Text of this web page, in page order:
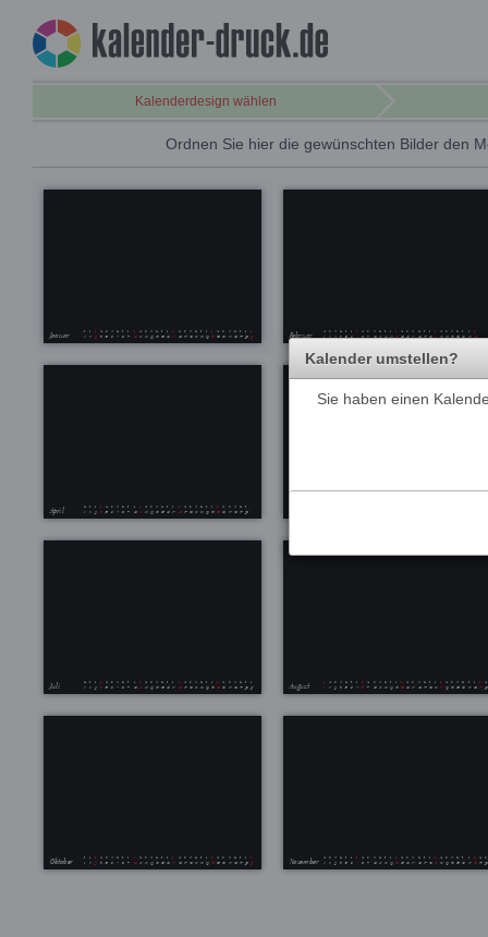
Kalenderdesign wählen
Ordnen Sie hier die gewünschten Bilder den
Kalender umstellen?
Sie haben einen